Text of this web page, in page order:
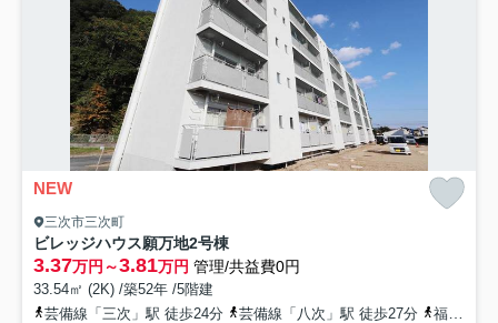
NEW
三次市三次町
ビレッジハウス願万地2号棟
3.37万円～3.81万円 管理/共益費0円
33.54㎡ (2K) /築52年 /5階建
芸備線「三次」駅 徒歩24分
芸備線「八次」駅 徒歩27分 福塩線「三次」駅 バス14分 「促進住宅前（備北交通）」 停歩3分